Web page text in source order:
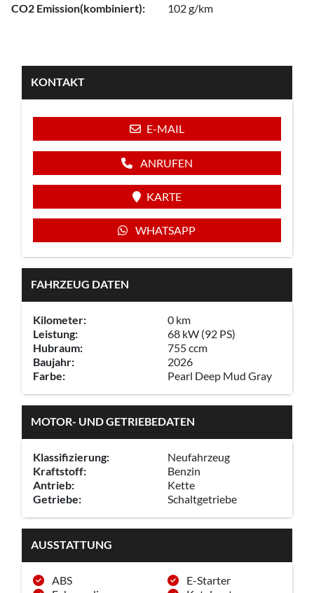
CO2 Emission(kombiniert): 102 g/km
KONTAKT
E-MAIL
ANRUFEN
KARTE
WHATSAPP
FAHRZEUG DATEN
Kilometer:
0 km
Leistung:
68 kW (92 PS)
Hubraum:
755 ccm
Baujahr:
2026
Farbe:
Pearl Deep Mud Gray
MOTOR- UND GETRIEBEDATEN
Klassifizierung:
Neufahrzeug
Kraftstoff:
Benzin
Antrieb:
Kette
Getriebe:
Schaltgetriebe
AUSSTATTUNG
ABS
E-Starter